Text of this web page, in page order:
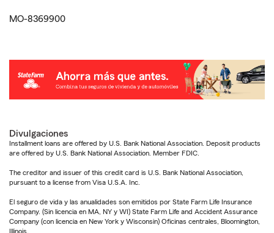
MO-8369900
Divulgaciones
Installment loans are offered by U.S. Bank National Association. Deposit products
are offered by U.S. Bank National Association. Member FDIC.
The creditor and issuer of this credit card is U.S. Bank National Association,
pursuant to a license from Visa U.S.A. Inc.
El seguro de vida y las anualidades son emitidos por State Farm Life Insurance
Company. (Sin licencia en MA, NY y WI) State Farm Life and Accident Assurance
Company (con licencia en New York y Wisconsin) Oficinas centrales, Bloomington,
Illinois.